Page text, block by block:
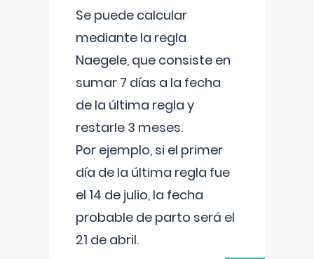
Se puede calcular
mediante la regla
Naegele, que consiste en
sumar 7 días a la fecha
de la última regla y
restarle 3 meses.
Por ejemplo, si el primer
día de la última regla fue
el 14 de julio, la fecha
probable de parto será el
21 de abril.